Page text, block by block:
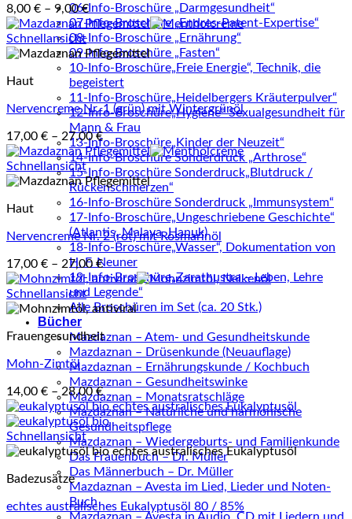
06-Info-Broschüre „Darmgesundheit“
07-Info-Broschüre „Endres-Patent-Expertise“
08-Info-Broschüre „Ernährung“
09-Info-Broschüre „Fasten“
10-Info-Broschüre„Freie Energie“, Technik, die
begeistert
11-Info-Broschüre„Heidelbergers Kräuterpulver“
12-Info-Broschüre„Hygiene“ Sexualgesundheit für
Mann & Frau
13-Info-Broschüre„Kinder der Neuzeit“
14-Info-Broschüre Sonderdruck „Arthrose“
15-Info-Broschüre Sonderdruck„Blutdruck /
Rückenschmerzen“
16-Info-Broschüre Sonderdruck „Immunsystem“
17-Info-Broschüre„Ungeschriebene Geschichte“
(Atlantis, Malaya, Hanuk)
18-Info-Broschüre„Wasser“, Dokumentation von
H. F. Neuner
19-Info-Broschüre„Zarathustra – Leben, Lehre
und Legende“
Alle Broschüren im Set (ca. 20 Stk.)
Bücher
Mazdaznan – Atem- und Gesundheitskunde
Mazdaznan – Drüsenkunde (Neuauflage)
Mazdaznan – Ernährungskunde / Kochbuch
Mazdaznan – Gesundheitswinke
Mazdaznan – Monatsratschläge
Mazdaznan – Natürliche und harmonische
Gesundheitspflege
Mazdaznan – Wiedergeburts- und Familienkunde
Das Frauenbuch – Dr. Müller
Das Männerbuch – Dr. Müller
Mazdaznan – Avesta im Lied, Lieder und Noten-
Buch
8,00 € – 9,00€
Schnellansicht
Haut
Nervencreme Nr. 1 (grün) mit Wintergrünöl
17,00 € – 27,00€
Schnellansicht
Haut
Nervencreme Nr. 2 (rot) mit Rosmarinöl
17,00 € – 27,00 €
Schnellansicht
Frauengesundheit
Mohn-Zimtöl
14,00 € – 28,00€
Schnellansicht
Badezusätze
echtes australisches Eukalyptusöl 80 / 85%